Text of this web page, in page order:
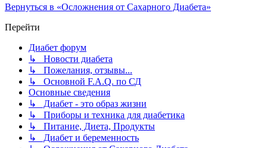
Вернуться в «Осложнения от Сахарного Диабета»
Перейти
Диабет форум
↳ Новости диабета
↳ Пожелания, отзывы...
↳ Основной F.A.Q. по СД
Основные сведения
↳ Диабет - это образ жизни
↳ Приборы и техника для диабетика
↳ Питание, Диета, Продукты
↳ Диабет и беременность